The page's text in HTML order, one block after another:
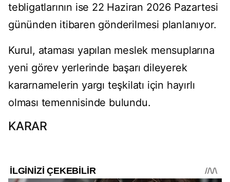
tebligatlarının ise 22 Haziran 2026 Pazartesi
gününden itibaren gönderilmesi planlanıyor.
Kurul, ataması yapılan meslek mensuplarına
yeni görev yerlerinde başarı dileyerek
kararnamelerin yargı teşkilatı için hayırlı
olması temennisinde bulundu.
KARAR